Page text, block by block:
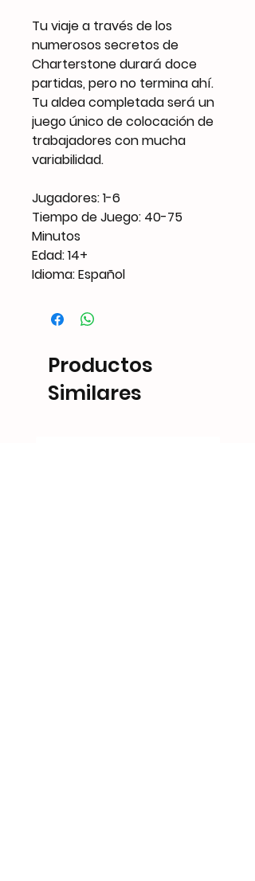
Tu viaje a través de los
numerosos secretos de
Charterstone durará doce
partidas, pero no termina ahí.
Tu aldea completada será un
juego único de colocación de
trabajadores con mucha
variabilidad.
Jugadores: 1-6
Tiempo de Juego: 40-75
Minutos
Edad: 14+
Idioma: Español
Productos
Similares